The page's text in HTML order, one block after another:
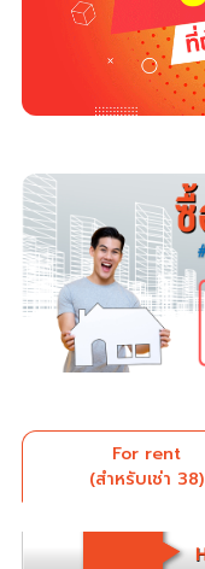
For rent
(สำหรับเช่า 38)